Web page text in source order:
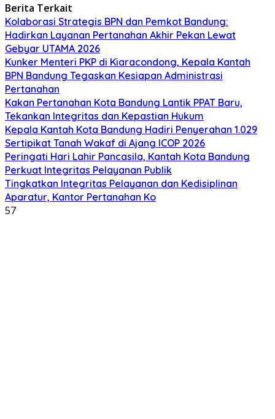
Berita Terkait
Kolaborasi Strategis BPN dan Pemkot Bandung:
Hadirkan Layanan Pertanahan Akhir Pekan Lewat
Gebyar UTAMA 2026
Kunker Menteri PKP di Kiaracondong, Kepala Kantah
BPN Bandung Tegaskan Kesiapan Administrasi
Pertanahan
Kakan Pertanahan Kota Bandung Lantik PPAT Baru,
Tekankan Integritas dan Kepastian Hukum
Kepala Kantah Kota Bandung Hadiri Penyerahan 1.029
Sertipikat Tanah Wakaf di Ajang ICOP 2026
​Peringati Hari Lahir Pancasila, Kantah Kota Bandung
Perkuat Integritas Pelayanan Publik
Tingkatkan Integritas Pelayanan dan Kedisiplinan
Aparatur, Kantor Pertanahan Ko
57